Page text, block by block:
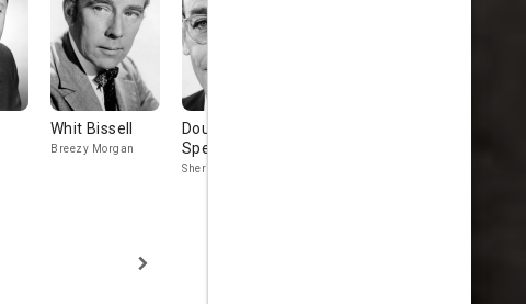
Whit Bissell
Breezy Morgan
Douglas
Spencer
Sheriff Jack Tillman